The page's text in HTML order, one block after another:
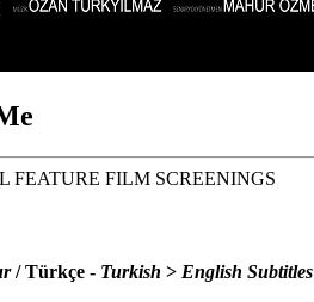
FILM SCREENINGS
/ Türkçe - Turkish > English Subtitles